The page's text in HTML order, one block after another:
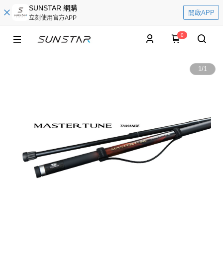
SUNSTAR 網購
立刻使用官方APP
開啟APP
0
1/1